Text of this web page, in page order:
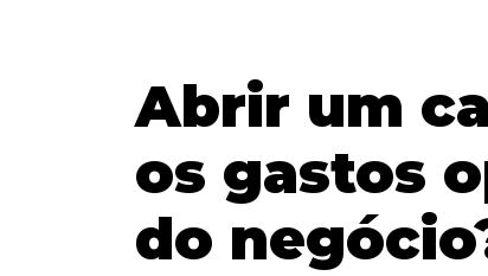
Abrir um
os gastos
do